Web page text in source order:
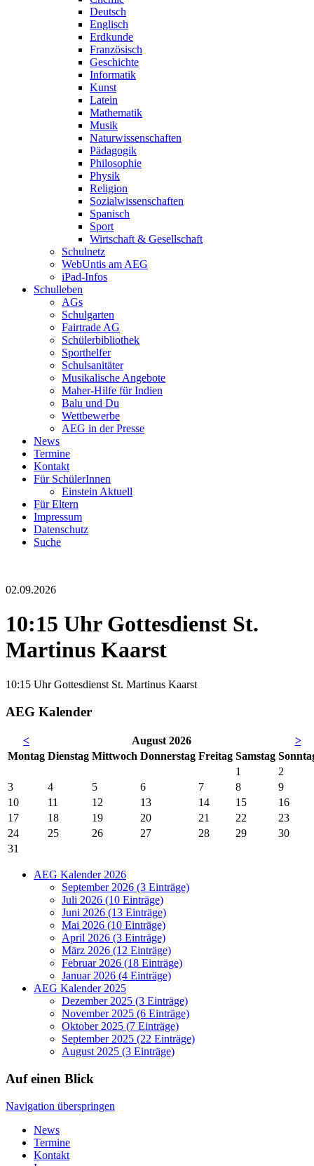
Deutsch
Englisch
Erdkunde
Französisch
Geschichte
Informatik
Kunst
Latein
Mathematik
Musik
Naturwissenschaften
Pädagogik
Philosophie
Physik
Religion
Sozialwissenschaften
Spanisch
Sport
Wirtschaft & Gesellschaft
Schulnetz
WebUntis am AEG
iPad-Infos
Schulleben
AGs
Schulgarten
Fairtrade AG
Schülerbibliothek
Sporthelfer
Schulsanitäter
Musikalische Angebote
Maher-Hilfe für Indien
Balu und Du
Wettbewerbe
AEG in der Presse
News
Termine
Kontakt
Für SchülerInnen
Einstein Aktuell
Für Eltern
Impressum
Datenschutz
Suche
02.09.2026
10:15 Uhr Gottesdienst St.
Martinus Kaarst
10:15 Uhr Gottesdienst St. Martinus Kaarst
AEG Kalender
< August 2026
>
Montag Dienstag Mittwoch Donnerstag Freitag Samstag So
1
2
3
4 5 6 7 8
9
10
11 12 13 14 15
16
17
18 19 20 21 22
23
24
25 26 27 28 29
30
31
AEG Kalender 2026
September 2026 (3 Einträge)
Juli 2026 (10 Einträge)
Juni 2026 (13 Einträge)
Mai 2026 (10 Einträge)
April 2026 (3 Einträge)
März 2026 (12 Einträge)
Februar 2026 (18 Einträge)
Januar 2026 (4 Einträge)
AEG Kalender 2025
Dezember 2025 (3 Einträge)
November 2025 (6 Einträge)
Oktober 2025 (7 Einträge)
September 2025 (22 Einträge)
August 2025 (3 Einträge)
Auf einen Blick
Navigation überspringen
News
Termine
Kontakt